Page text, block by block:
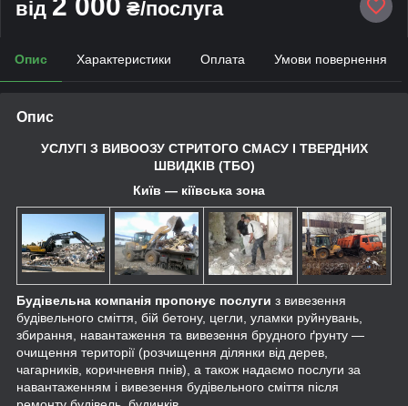
від ₴/послуга
Опис Характеристики Оплата Умови повернення
Опис
УСЛУГІ З ВИВООЗУ СТРИТОГО СМАСУ І ТВЕРДНИХ
ШВИДКІВ (ТБО)
Київ — кіївська зона
Будівельна компанія пропонує послуги з вивезення
будівельного сміття, бій бетону, цегли, уламки руйнувань,
збирання, навантаження та вивезення брудного ґрунту —
очищення території (розчищення ділянки від дерев,
чагарників, коричневня пнів), а також надаємо послуги за
навантаженням і вивезення будівельного сміття після